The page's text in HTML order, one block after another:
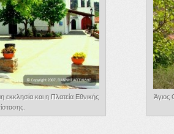
Άγιος
και η Πλατεία Εθνικής